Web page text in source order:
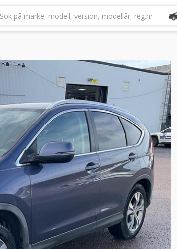
Sök på märke, modell, version, modellår, reg.nr